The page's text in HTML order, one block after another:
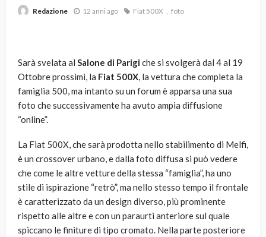
Redazione 12 anni ago Fiat 500X foto
Sarà svelata al Salone di Parigiche si svolgerà dal 4 al 19
Ottobre prossimi, la Fiat 500X, la vettura che completa la
famiglia 500, ma intanto su un forum è apparsa una sua
foto che successivamente ha avuto ampia diffusione
“online”.
La Fiat 500X, che sarà prodotta nello stabilimento di Melfi,
è un crossover urbano, e dalla foto diffusa si può vedere
che come le altre vetture della stessa “famiglia”, ha uno
stile di ispirazione “retrò”, ma nello stesso tempo il frontale
è caratterizzato da un design diverso, più prominente
rispetto alle altre e con un paraurti anteriore sul quale
spiccano le finiture di tipo cromato. Nella parte posteriore